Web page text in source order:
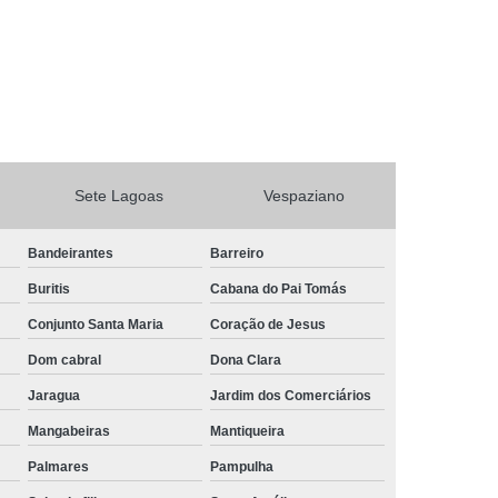
Sete Lagoas Vespaziano
Bandeirantes Barreiro
Buritis Cabana do Pai Tomás
Conjunto Santa Maria Coração de Jesus
Dom cabral Dona Clara
Jaragua Jardim dos Comerciários
Mangabeiras Mantiqueira
Palmares Pampulha